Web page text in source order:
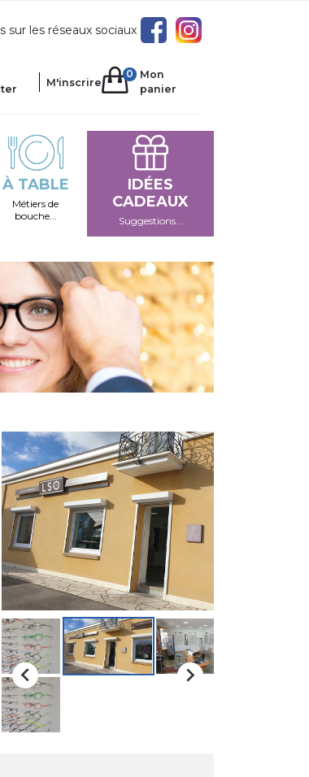
sur les réseaux sociaux
M'inscrire
0
Mon
panier
À TABLE
Métiers de
bouche...
IDÉES
CADEAUX
Suggestions...
 